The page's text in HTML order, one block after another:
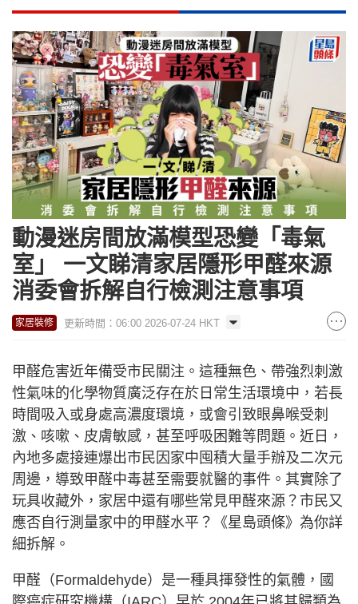
動漫迷房間放滿模型恐變「毒氣
室」 一文睇清家居隱形甲醛來源
消委會拆解自行檢測注意事項
家居裝修 更新時間：06:00 2026-07-24 HKT
甲醛危害近年備受市民關注。這種無色、帶強烈刺激
性氣味的化學物質廣泛存在於日常生活環境中，若長
時間吸入或身處高濃度環境，或會引致眼鼻喉受刺
激、咳嗽、皮膚敏感，甚至呼吸困難等問題。近日，
內地多處接連爆出市民因家中囤積大量手辦及二次元
周邊，導致甲醛中毒甚至需要就醫的事件。其實除了
玩具收藏外，家居中還有哪些常見甲醛來源？市民又
應否自行測量家中的甲醛水平？《星島頭條》為你詳
細拆解。
甲醛（Formaldehyde）是一種具揮發性的氣體，國